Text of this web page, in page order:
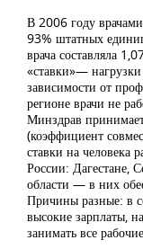
В 2006 году
93% штатных
врача составляла
«ставки»—
зависимости от
регионе врачи не
Минздрав
(коэффициент
ставки на человека
России: Дагестане,
области — в них
Причины разные: в
высокие зарплаты,
занимать все